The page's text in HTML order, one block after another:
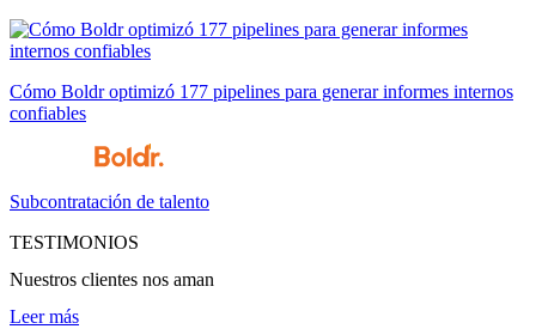
Cómo Boldr optimizó 177 pipelines para generar informes internos
confiables
Subcontratación de talento
TESTIMONIOS
Nuestros clientes nos aman
Leer más